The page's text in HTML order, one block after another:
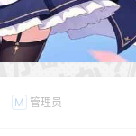
M 管理员